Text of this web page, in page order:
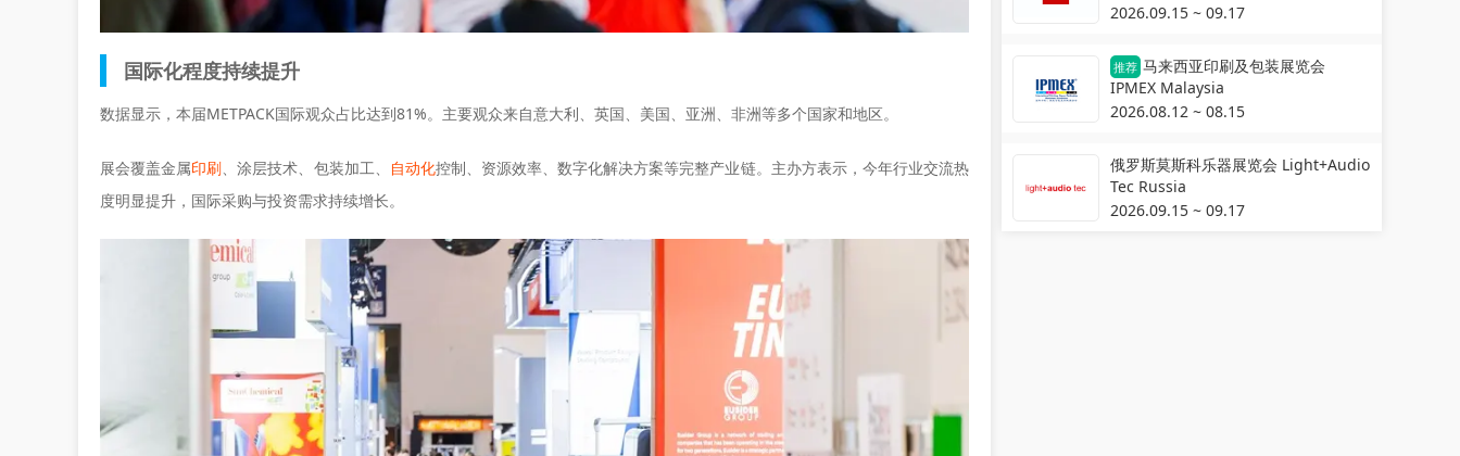
国际化程度持续提升
数据显示，本届METPACK国际观众占比达到81%。主要观众来自意大利、英国、美国、亚洲、非洲等多个国家和地区。
展会覆盖金属印刷、涂层技术、包装加工、 自动化控制、资源效率、数字化解决方案等完整产业链。主办方表示，今年行业交流热
度明显提升，国际采购与投资需求持续增长。
2026.09.15 ~ 09.17
推荐 马来西亚印刷及包装展览会
IPMEX Malaysia
2026.08.12 ~ 08.15
俄罗斯莫斯科乐器展览会 Light+Audio
Tec Russia
2026.09.15 ~ 09.17